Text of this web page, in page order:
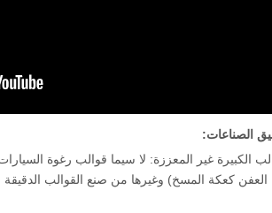
الكبيرة غير المعززة: لا سيما قوالب رغوة
كعكة المسخ) وغيرها من صنع القوالب الدقيقة